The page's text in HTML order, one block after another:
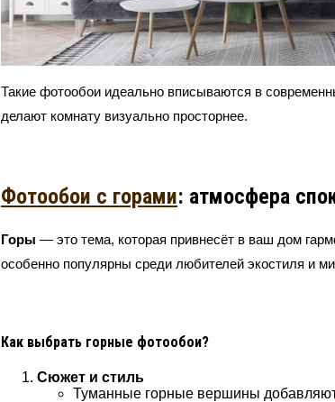
Такие фотообои идеально вписываются в
делают комнату визуально просторнее.
Фотообои с горами: атмосфера
Горы — это тема, которая привнесёт в ваш дом
особенно популярны среди любителей экостиля и
Как выбрать горные фотообои?
Сюжет и стиль
Туманные горные вершины добавляют